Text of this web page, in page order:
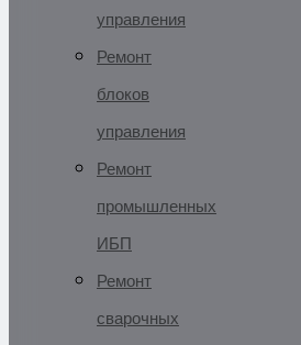
управления
Ремонт
блоков
управления
Ремонт
промышленных
ИБП
Ремонт
сварочных